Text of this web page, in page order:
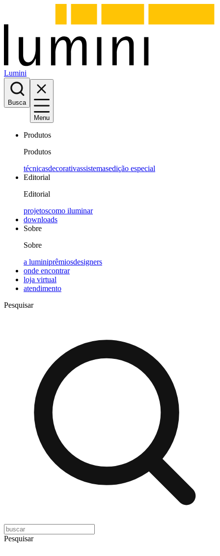
Lumini
Busca
Menu
Produtos
Produtos
técnicasdecorativassistemasedição especial
Editorial
Editorial
projetoscomo iluminar
downloads
Sobre
Sobre
a luminiprêmiosdesigners
onde encontrar
loja virtual
atendimento
Pesquisar
Pesquisar